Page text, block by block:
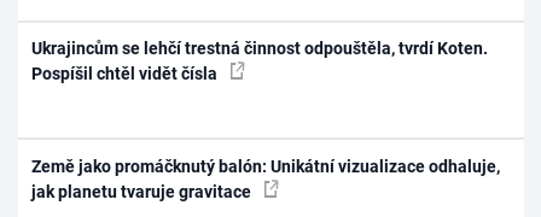
Ukrajincům se lehčí trestná činnost odpouštěla, tvrdí Koten.
Pospíšil chtěl vidět čísla
Země jako promáčknutý balón: Unikátní vizualizace odhaluje,
jak planetu tvaruje gravitace